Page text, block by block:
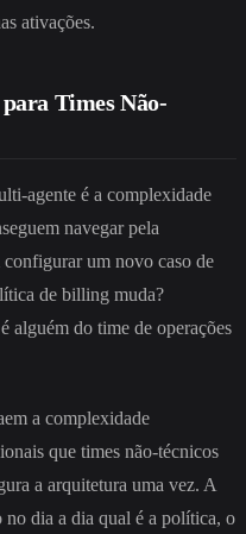
ativações.
Times Não-
agente é a complexidade
navegar pela
um novo caso de
de billing muda?
alguém do time de operações
a complexidade
que times não-técnicos
a arquitetura uma vez. A
dia a dia qual é a política, o